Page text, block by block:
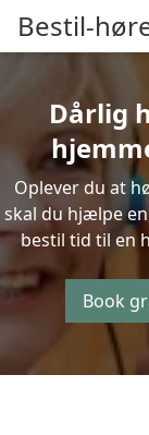
Bestil-
Dårlig
Oplever du at
skal du hjælpe
bestil tid til en
Book